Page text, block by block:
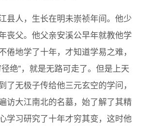
县人，生长在明未崇祯年间。他少
丧父。他父亲安溪公早年就教他学
倦地学了十年，才知道学易之难，
绝”，就是无路可走了。但是上天
了无极子传给他三元玄空的学问，
访大江南北的名墓，始了解了其精
学习研究了十年才穷其变，这时他